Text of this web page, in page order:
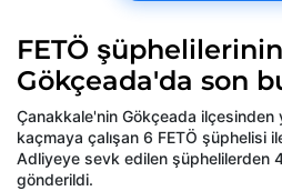
FETÖ
Gökçeada'da son
Çanakkale'nin Gökçeada ilçesinden
kaçmaya çalışan 6 FETÖ şüphelisi
Adliyeye sevk edilen şüphelilerden
gönderildi.